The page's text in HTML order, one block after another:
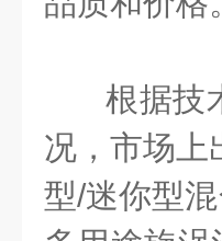
根据技
况，市场上
型/迷你型